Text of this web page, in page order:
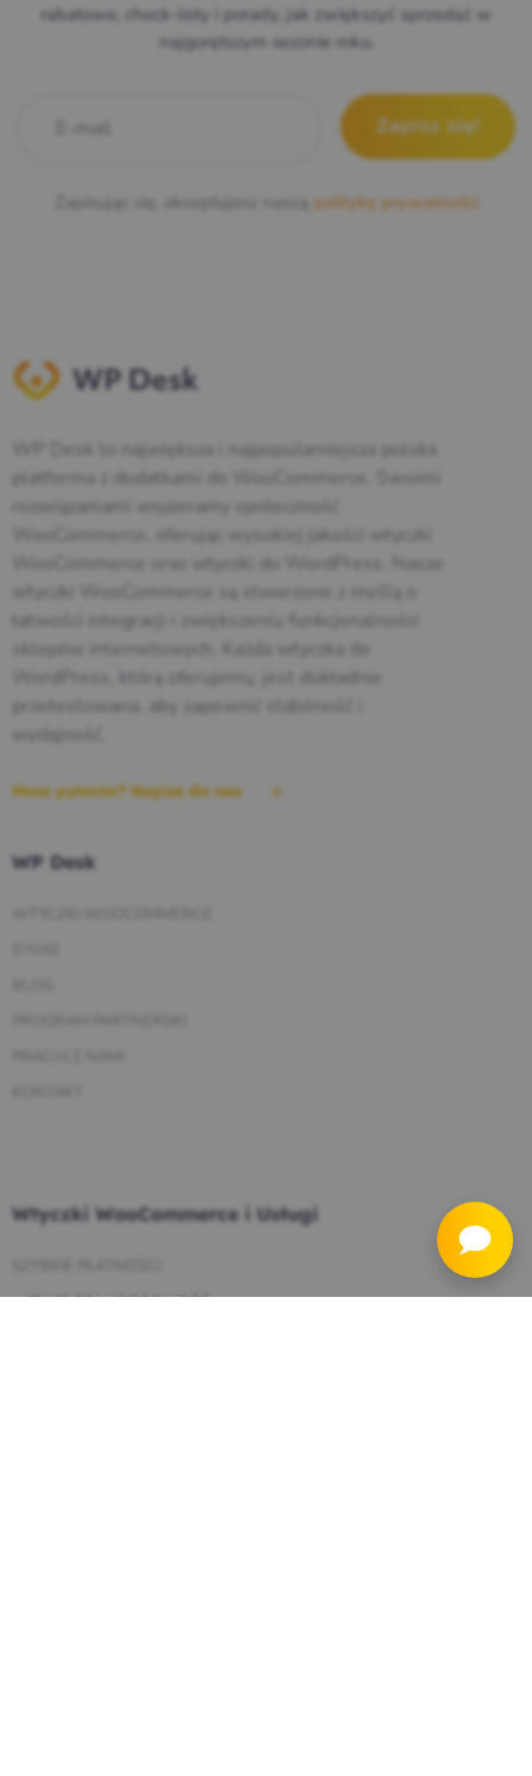
rabatowe, check-listy i porady, jak zwiększyć sprzedaż w
najgorętszym sezonie roku.
E-mail*
Zapisując się, akceptujesz naszą politykę prywatności
WP Desk to największa i najpopularniejsza polska
platforma z dodatkami do WooCommerce. Swoimi
rozwiązaniami wspieramy społeczność
WooCommerce, oferując wysokiej jakości wtyczki
WooCommerce oraz wtyczki do WordPress. Nasze
wtyczki WooCommerce są stworzone z myślą o
łatwości integracji i zwiększeniu funkcjonalności
sklepów internetowych. Każda wtyczka do
WordPress, którą oferujemy, jest dokładnie
przetestowana, aby zapewnić stabilność i
wydajność.
Masz pytania? Napisz do nas
WP Desk
Wtyczki WooCommerce i Usługi
ŁATWIEJSZA KSIĘGOWOŚĆ